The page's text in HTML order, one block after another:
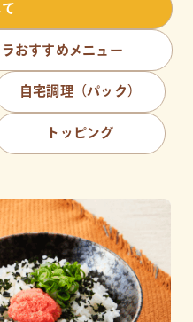
おすすめメニュー
自宅調理（パック）
トッピング